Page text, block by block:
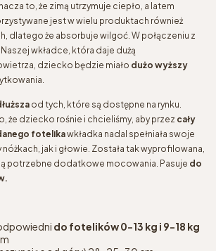
to, że zimą utrzymuje ciepło, a latem
jest w wielu produktach również
dlatego że absorbuje wilgoć. W połączeniu z
wkładce, która daje dużą
dziecko będzie miało dużo wyższy
od tych, które są dostępne na rynku.
że dziecko rośnie i chcieliśmy, aby przez cały
fotelikawkładka nadal spełniała swoje
jak i głowie. Została tak wyprofilowana,
potrzebne dodatkowe mocowania. Pasuje do
do fotelików 0-13 kg i 9-18 kg